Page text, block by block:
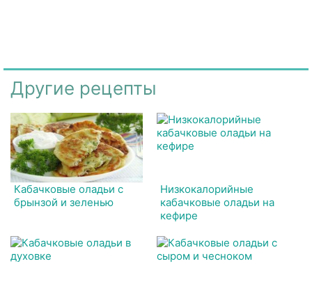
Другие рецепты
Кабачковые оладьи с
брынзой и зеленью
Низкокалорийные
кабачковые оладьи на
кефире